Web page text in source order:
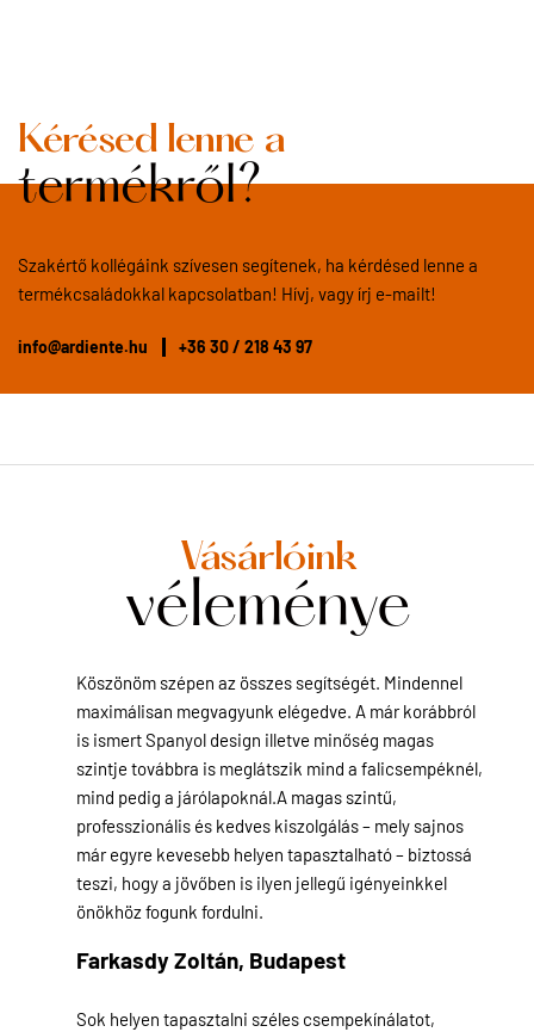
Kérésed lenne a
termékről?
Szakértő kollégáink szívesen segítenek, ha kérdésed lenne a
termékcsaládokkal kapcsolatban! Hívj, vagy írj e-mailt!
info@ardiente.hu +36 30 / 218 43 97
Vásárlóink
véleménye
Köszönöm szépen az összes segítségét. Mindennel
maximálisan megvagyunk elégedve. A már korábbról
is ismert Spanyol design illetve minőség magas
szintje továbbra is meglátszik mind a falicsempéknél,
mind pedig a járólapoknál.A magas szintű,
professzionális és kedves kiszolgálás – mely sajnos
már egyre kevesebb helyen tapasztalható – biztossá
teszi, hogy a jövőben is ilyen jellegű igényeinkkel
önökhöz fogunk fordulni.
Farkasdy Zoltán, Budapest
Sok helyen tapasztalni széles csempekínálatot,